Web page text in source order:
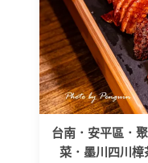
台南．安平區．
菜．墨川四川